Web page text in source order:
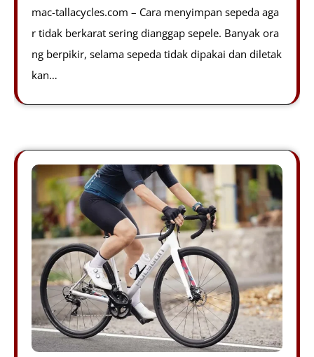
mac-tallacycles.com – Cara menyimpan sepeda aga
r tidak berkarat sering dianggap sepele. Banyak ora
ng berpikir, selama sepeda tidak dipakai dan diletak
kan…